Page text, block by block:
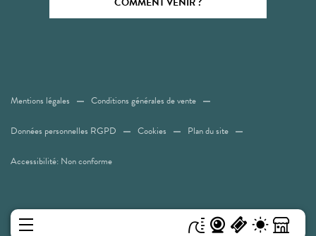
Mentions légales Conditions générales de vente
Données personnelles RGPD Cookies Plan du site
Accessibilité: Non conforme